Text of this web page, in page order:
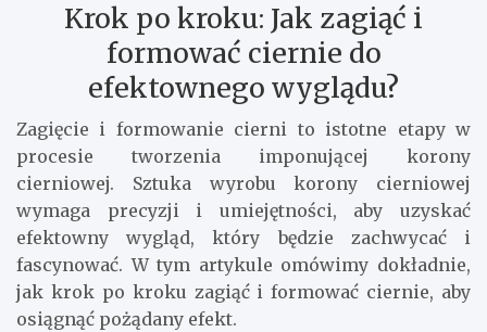
Krok po kroku: Jak zagiąć i
formować ciernie do
efektownego wyglądu?
Zagięcie i formowanie cierni to istotne etapy w
procesie tworzenia imponującej korony
cierniowej. Sztuka wyrobu korony cierniowej
wymaga precyzji i umiejętności, aby uzyskać
efektowny wygląd, który będzie zachwycać i
fascynować. W tym artykule omówimy dokładnie,
jak krok po kroku zagiąć i formować ciernie, aby
osiągnąć pożądany efekt.